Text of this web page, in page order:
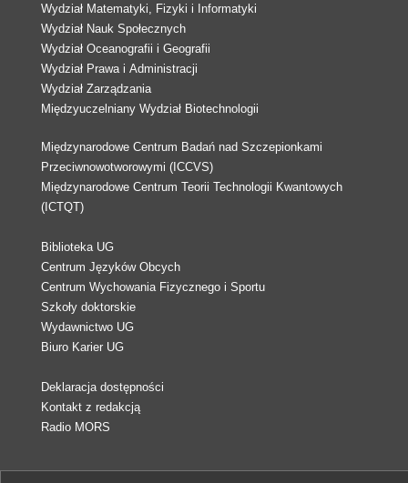
Wydział Matematyki, Fizyki i Informatyki
Wydział Nauk Społecznych
Wydział Oceanografii i Geografii
Wydział Prawa i Administracji
Wydział Zarządzania
Międzyuczelniany Wydział Biotechnologii
Międzynarodowe Centrum Badań nad Szczepionkami
Przeciwnowotworowymi (ICCVS)
Międzynarodowe Centrum Teorii Technologii Kwantowych
(ICTQT)
Biblioteka UG
Centrum Języków Obcych
Centrum Wychowania Fizycznego i Sportu
Szkoły doktorskie
Wydawnictwo UG
Biuro Karier UG
Deklaracja dostępności
Kontakt z redakcją
Radio MORS